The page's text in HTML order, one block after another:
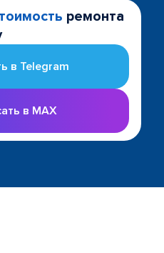
ремонта
в Telegram
в MAX